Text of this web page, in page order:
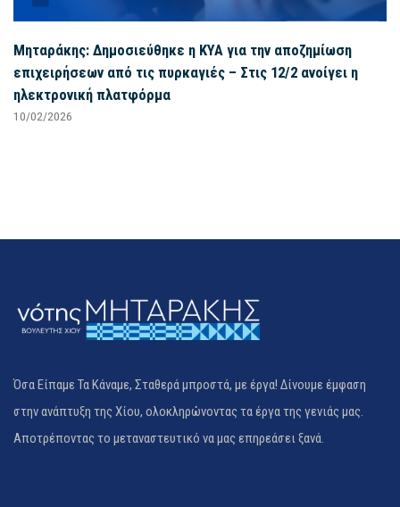
Μηταράκης: Δημοσιεύθηκε η ΚΥΑ για την αποζημίωση
επιχειρήσεων από τις πυρκαγιές – Στις 12/2 ανοίγει η
ηλεκτρονική πλατφόρμα
10/02/2026
Όσα Είπαμε Τα Κάναμε, Σταθερά μπροστά, με έργα! Δίνουμε έμφαση
στην ανάπτυξη της Χίου, ολοκληρώνοντας τα έργα της γενιάς μας.
Αποτρέποντας το μεταναστευτικό να μας επηρεάσει ξανά.